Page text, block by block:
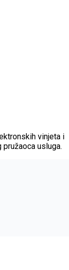
vinjeta i
usluga.